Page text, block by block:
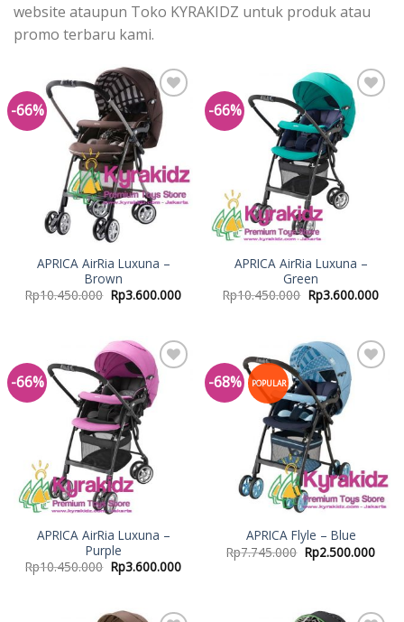
website ataupun Toko KYRAKIDZ untuk produk atau
promo terbaru kami.
-66%
Add to
Wishlist
APRICA AirRia Luxuna –
Brown
Rp10.450.000 Rp3.600.000
-66%
Add to
Wishlist
APRICA AirRia Luxuna –
Green
Rp10.450.000 Rp3.600.000
-66%
Add to
Wishlist
APRICA AirRia Luxuna –
Purple
Rp10.450.000 Rp3.600.000
-68% POPULAR
Add to
Wishlist
APRICA Flyle – Blue
Rp7.745.000 Rp2.500.000